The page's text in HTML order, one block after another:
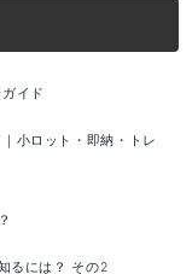
イド
小ロット・即納・トレ
るには？ その2